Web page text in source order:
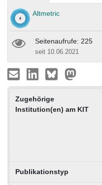
Altmetric
Seitenaufrufe: 225
seit 10.06.2021
Zugehörige
Institution(en) am KIT
Publikationstyp